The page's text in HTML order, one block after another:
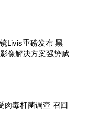
Livis重磅发布 黑
像解决方案强势赋
肉毒杆菌调查 召回